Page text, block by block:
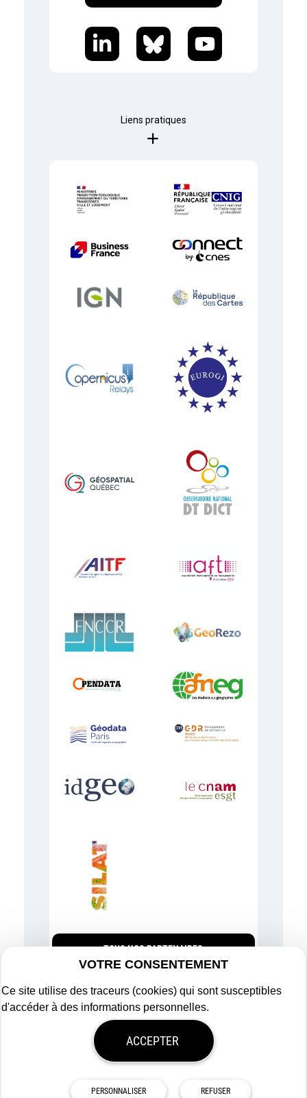
Liens pratiques
TOUS NOS PARTENAIRES
Mentions légales
Politique de confidentialité
VOTRE CONSENTEMENT
Ce site utilise des traceurs (cookies) qui sont susceptibles
d'accéder à des informations personnelles.
ACCEPTER
PERSONNALISER REFUSER